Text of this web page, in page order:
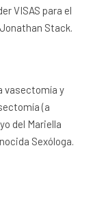
VISAS para el
Stack.
vasectomía y
(a
del Mariella
Sexóloga.